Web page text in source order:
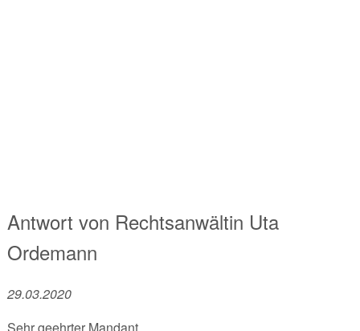
Antwort von Rechtsanwältin Uta
Ordemann
29.03.2020
Sehr geehrter Mandant,